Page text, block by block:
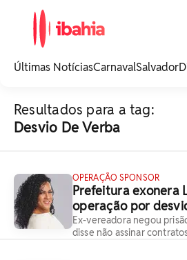
noticias e
Últimas NotíciasCarnavalSalvador
Resultados para a tag:
Desvio De Verba
OPERAÇÃO SPONSOR
Prefeitura exonera
operação por
Ex-vereadora negou
disse não assinar